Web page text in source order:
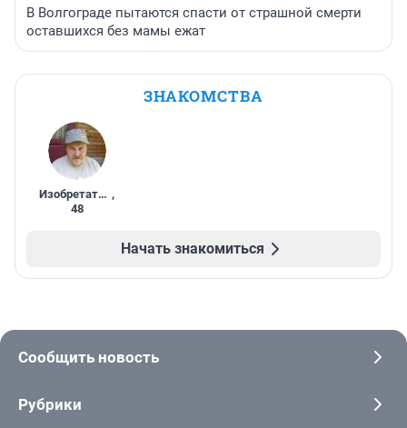
В Волгограде пытаются спасти от страшной смерти
оставшихся без мамы ежат
ЗНАКОМСТВА
Изобретатель ,
48
Начать знакомиться
Сообщить новость
Рубрики